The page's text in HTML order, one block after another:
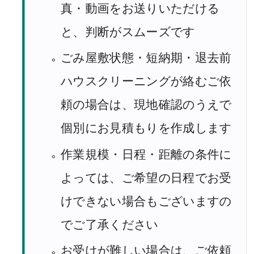
真・動画をお送りいただける
と、判断がスムーズです
ごみ屋敷状態・短納期・退去前
ハウスクリーニングが絡むご依
頼の場合は、現地確認のうえで
個別にお見積もりを作成します
作業規模・日程・距離の条件に
よっては、ご希望の日程でお受
けできない場合もございますの
でご了承ください
お受けが難しい場合は、ご依頼